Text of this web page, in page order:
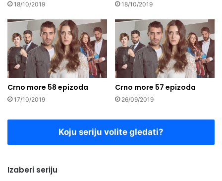
18/10/2019 18/10/2019
Crno more 58 epizoda
17/10/2019
Crno more 57 epizoda
26/09/2019
Koju seriju volite gledati?
Izaberi seriju